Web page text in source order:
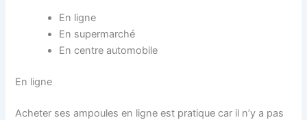
En ligne
En supermarché
En centre automobile
En ligne
Acheter ses ampoules en ligne est pratique car il n’y a pas